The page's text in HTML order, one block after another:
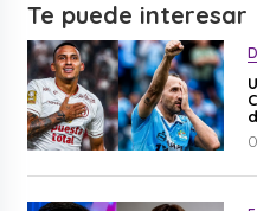
Te puede interesar